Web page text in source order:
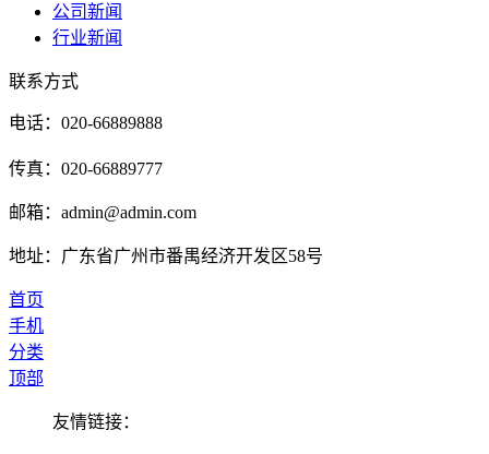
公司新闻
行业新闻
联系方式
电话：020-66889888
传真：020-66889777
邮箱：admin@admin.com
地址：广东省广州市番禺经济开发区58号
首页
手机
分类
顶部
友情链接：